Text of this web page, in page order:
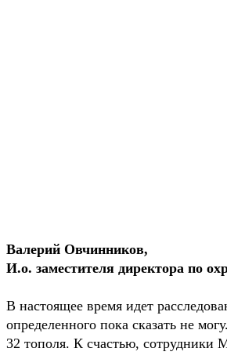
Валерий Овчинников,
И.о. заместителя директора по
В настоящее время идет
определенного пока сказать не
32 тополя. К счастью,